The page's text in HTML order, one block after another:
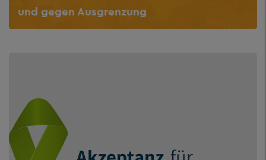
und gegen Ausgrenzung